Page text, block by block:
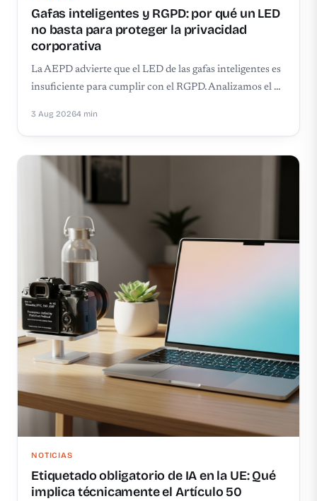
Gafas inteligentes y RGPD: por qué un LED
no basta para proteger la privacidad
corporativa
La AEPD advierte que el LED de las gafas inteligentes es
insuficiente para cumplir con el RGPD. Analizamos el …
3 Aug 20264 min
NOTICIAS
Etiquetado obligatorio de IA en la UE: Qué
implica técnicamente el Artículo 50